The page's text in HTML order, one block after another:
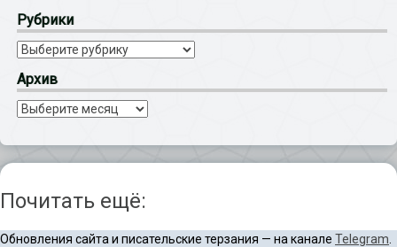
Рубрики
Рубрики
Архив
Архив
Почитать ещё:
Обновления сайта и писательские терзания — на канале Telegram